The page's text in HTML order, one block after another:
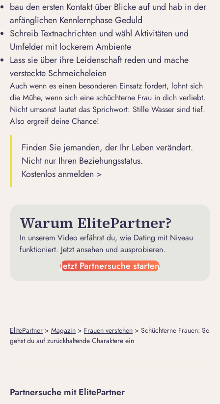
bau den ersten Kontakt über Blicke auf und hab in der
anfänglichen Kennlernphase Geduld
Schreib Textnachrichten und wähl Aktivitäten und
Umfelder mit lockerem Ambiente
Lass sie über ihre Leidenschaft reden und mache
versteckte Schmeicheleien
Auch wenn es einen besonderen Einsatz fordert, lohnt sich
die Mühe, wenn sich eine schüchterne Frau in dich verliebt.
Nicht umsonst lautet das Sprichwort: Stille Wasser sind tief.
Also ergreif deine Chance!
Finden Sie jemanden, der Ihr Leben verändert.
Nicht nur Ihren Beziehungsstatus.
Kostenlos anmelden >
Warum ElitePartner?
In unserem Video erfährst du, wie Dating mit Niveau
funktioniert. Jetzt ansehen und ausprobieren.
Jetzt Partnersuche starten
ElitePartner > Magazin > Frauen verstehen > Schüchterne Frauen: So
gehst du auf zurückhaltende Charaktere ein
Partnersuche mit ElitePartner